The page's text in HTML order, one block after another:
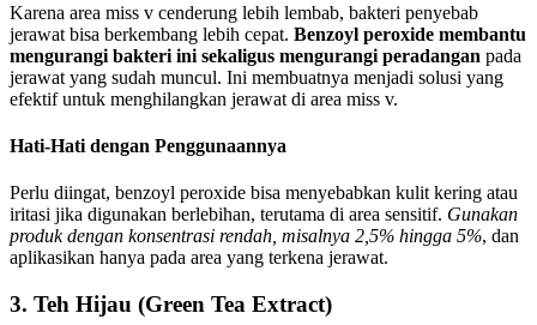
Karena area miss v cenderung lebih lembab, bakteri penyebab
jerawat bisa berkembang lebih cepat. Benzoyl peroxide membantu
mengurangi bakteri ini sekaligus mengurangi peradangan pada
jerawat yang sudah muncul. Ini membuatnya menjadi solusi yang
efektif untuk menghilangkan jerawat di area miss v.
Hati-Hati dengan Penggunaannya
Perlu diingat, benzoyl peroxide bisa menyebabkan kulit kering atau
iritasi jika digunakan berlebihan, terutama di area sensitif. Gunakan
produk dengan konsentrasi rendah, misalnya 2,5% hingga 5%, dan
aplikasikan hanya pada area yang terkena jerawat.
3. Teh Hijau (Green Tea Extract)